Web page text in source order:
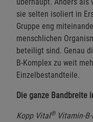
sie selten isoliert in
Gruppe eng
menschlichen
beteiligt sind. Genau
B-Komplex zu weit
Einzelbestandteile.
Die ganze Bandbreite
Kopp Vital®Vitamin-B-